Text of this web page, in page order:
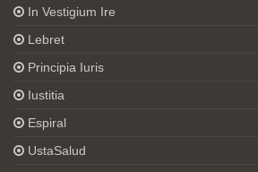
In Vestigium Ire
Lebret
Principia Iuris
Iustitia
Espiral
UstaSalud